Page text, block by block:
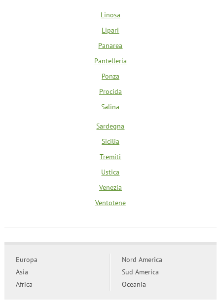
Linosa
Lipari
Panarea
Pantelleria
Ponza
Procida
Salina
Sardegna
Sicilia
Tremiti
Ustica
Venezia
Ventotene
Europa
Asia
Africa
Nord America
Sud America
Oceania